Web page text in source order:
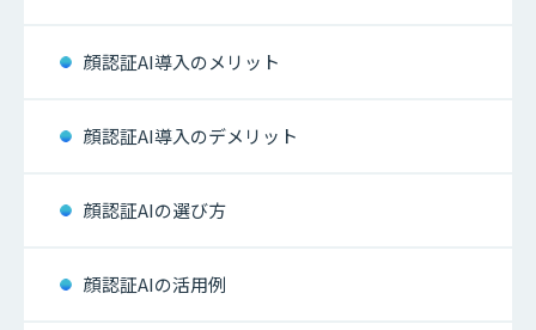
顔認証AI導入のメリット
顔認証AI導入のデメリット
顔認証AIの選び方
顔認証AIの活用例